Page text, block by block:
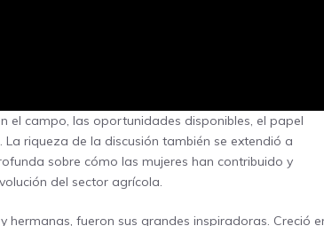
el campo, las oportunidades disponibles, el papel
riqueza de la discusión también se extendió a
sobre cómo las mujeres han contribuido y
del sector agrícola.
fueron sus grandes inspiradoras. Creció